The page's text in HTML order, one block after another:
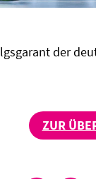
der
ZUR